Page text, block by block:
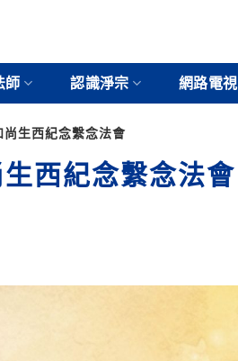
師 認識淨宗 網路電視
生西紀念繫念法會
西紀念繫念法會